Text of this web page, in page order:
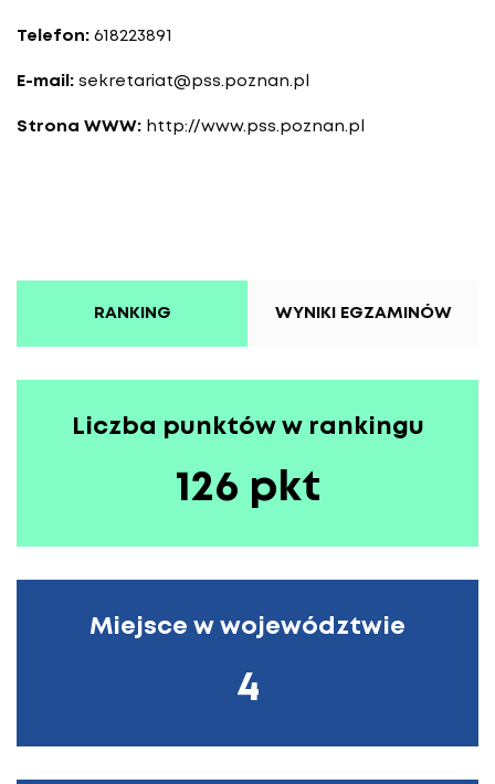
Telefon: 618223891
E-mail: sekretariat@pss.poznan.pl
Strona WWW: http://www.pss.poznan.pl
RANKING WYNIKI EGZAMINÓW
Liczba punktów w rankingu
126 pkt
Miejsce w województwie
4